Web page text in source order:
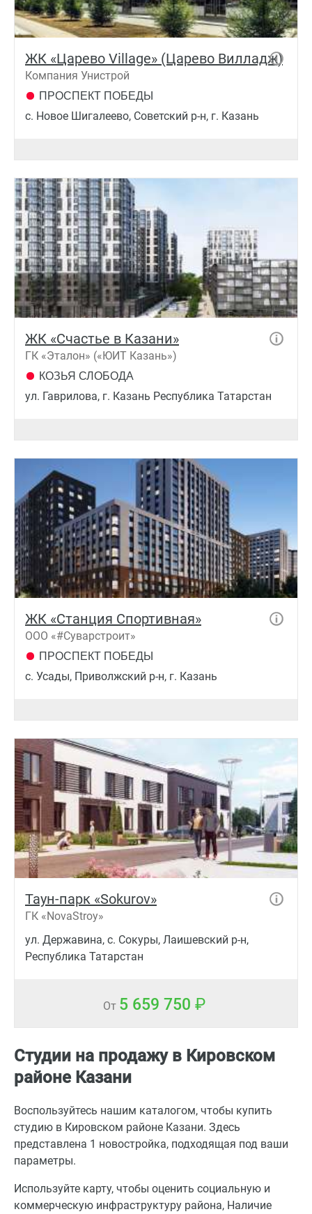
ЖК «Царево Village» (Царево Вилладж)
Компания Унистрой
ПРОСПЕКТ ПОБЕДЫ
c. Новое Шигалеево, Советский р-н, г. Казань
ЖК «Счастье в Казани»
ГК «Эталон» («ЮИТ Казань»)
КОЗЬЯ СЛОБОДА
ул. Гаврилова, г. Казань Республика Татарстан
ЖК «Станция Спортивная»
ООО «#Суварстроит»
ПРОСПЕКТ ПОБЕДЫ
с. Усады, Приволжский р-н, г. Казань
Таун-парк «Sokurov»
ГК «NovaStroy»
ул. Державина, с. Сокуры, Лаишевский р-н,
Республика Татарстан
От 5 659 750
Студии на продажу в Кировском
районе Казани
Воспользуйтесь нашим каталогом, чтобы купить
студию в Кировском районе Казани. Здесь
представлена 1 новостройка, подходящая под ваши
параметры.
Используйте карту, чтобы оценить социальную и
коммерческую инфраструктуру района, Наличие